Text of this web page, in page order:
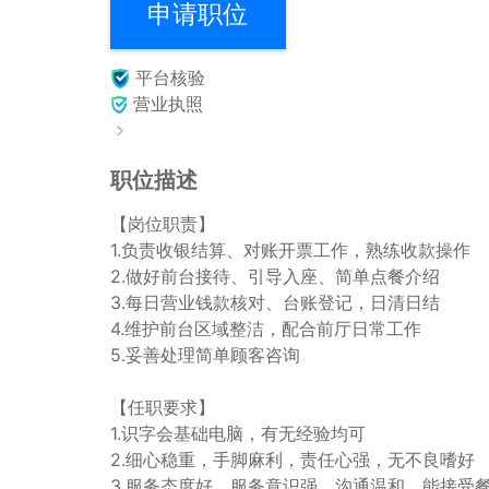
申请职位
平台核验
营业执照
职位描述
【岗位职责】
1.负责收银结算、对账开票工作，熟练收款操作
2.做好前台接待、引导入座、简单点餐介绍
3.每日营业钱款核对、台账登记，日清日结
4.维护前台区域整洁，配合前厅日常工作
5.妥善处理简单顾客咨询
【任职要求】
1.识字会基础电脑，有无经验均可
2.细心稳重，手脚麻利，责任心强，无不良嗜好